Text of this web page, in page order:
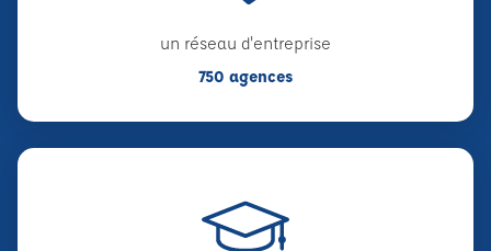
un réseau d'entreprise
750 agences